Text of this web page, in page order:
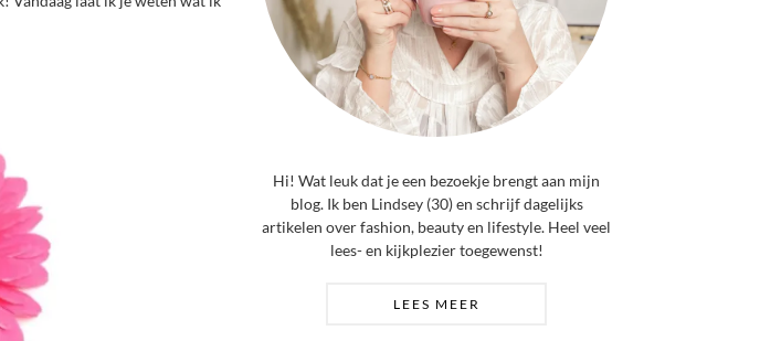
Hi! Wat leuk dat je een bezoekje brengt aan mijn
blog. Ik ben Lindsey (30) en schrijf dagelijks
artikelen over fashion, beauty en lifestyle. Heel veel
lees- en kijkplezier toegewenst!
LEES MEER